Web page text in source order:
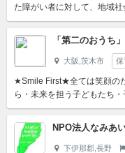
た障がい者に対して、地域
社会との繋がりを強化する
「第二のおうち
大阪,茨木市 保
★Smile First★全ては笑顔の
ら・未来を担う子どもたち
きな学童のスタッフ全ての
NPO法人なみあ
下伊那郡,長野